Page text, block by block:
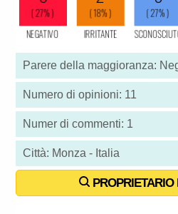
Parere della maggioranza:
Numero di opinioni: 11
Numer di commenti: 1
Città: Monza - Italia
PROPRIETARIO